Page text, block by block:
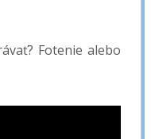
Fotenie alebo